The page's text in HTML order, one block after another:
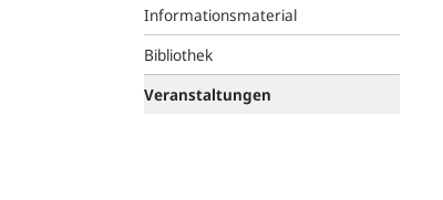
Informationsmaterial
Bibliothek
Veranstaltungen